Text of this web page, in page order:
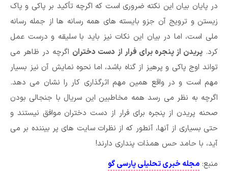
در پایان بیان این نکته ضروری است که اگرچه تأکید بر پاکی و پاک
زیستن و ترویج آن جزو بایسته های همه رسانه ها از جمله رسانه
ملی است، اما در بیان این نکات نیز باید با سلیقه و درست عمل
کرد.پریدن از پنجره برای فرار از دست دختران اگرچه در ظاهر می
تواند اوج پاکی و پرهیز از گناه باشد، اما نحوه نمایش آن نیز بسیار
مهم است و در واقع همین مهم اثرگذاری کار را نشان می دهد.
اگرچه به نظر می رسد همه مخاطبین این سریال با جنجالی بودن
صحنه پریدن از پنجره برای فرار از دست دختران موافق نیستند و
حتی بسیاری از آنها، آنطور که از نظرات سایت های پر بیننده بر می
آید، با حامد حس همذات پنداری دارند!
منبع: مجله خبری تحلیلی پارسی گو